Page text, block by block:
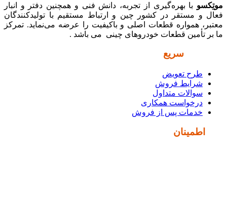
موتِکسو با بهره‌گیری از تجربه، دانش فنی و همچنین دفتر و انبار
فعال و مستقر در کشور چین و ارتباط مستقیم با تولیدکنندگان
معتبر، همواره قطعات اصلی و باکیفیت را عرضه می‌نماید. تمرکز
ما بر تأمین قطعات خودروهای چینی می باشد .
سریع
طرح تعویض
شرایط فروش
سوالات متداول
درخواست همکاری
خدمات پس از فروش
اطمینان